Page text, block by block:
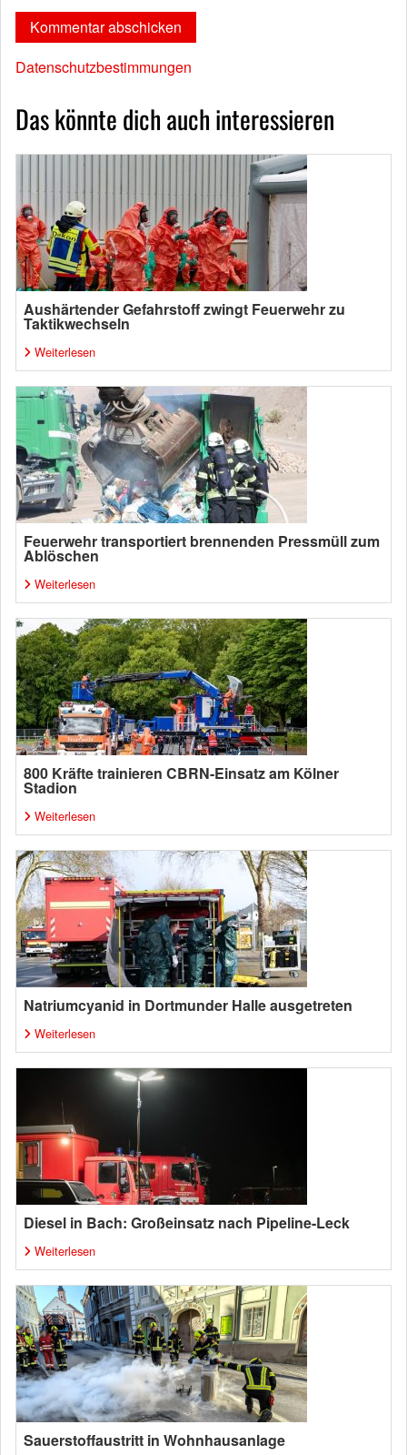
Datenschutzbestimmungen
Das könnte dich auch interessieren
Aushärtender Gefahrstoff zwingt Feuerwehr zu
Taktikwechseln
Weiterlesen
Feuerwehr transportiert brennenden Pressmüll zum
Ablöschen
Weiterlesen
800 Kräfte trainieren CBRN-Einsatz am Kölner
Stadion
Weiterlesen
Natriumcyanid in Dortmunder Halle ausgetreten
Weiterlesen
Diesel in Bach: Großeinsatz nach Pipeline-Leck
Weiterlesen
Sauerstoffaustritt in Wohnhausanlage